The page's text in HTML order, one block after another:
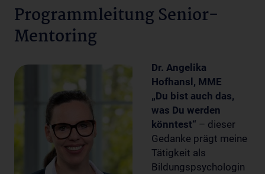
Programmleitung Senior-
Mentoring
Dr. Angelika
Hofhansl, MME
„Du bist auch das,
was Du werden
könntest“ – dieser
Gedanke prägt meine
Tätigkeit als
Bildungspsychologin